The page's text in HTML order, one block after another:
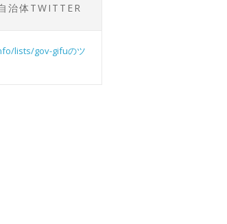
治体TWITTER
lists/gov-gifuのツ